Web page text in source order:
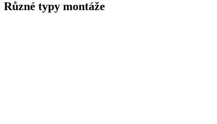
Různé typy montáže